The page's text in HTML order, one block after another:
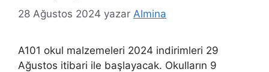
28 Ağustos 2024 yazar Almina
A101 okul malzemeleri 2024 indirimleri 29
Ağustos itibari ile başlayacak. Okulların 9